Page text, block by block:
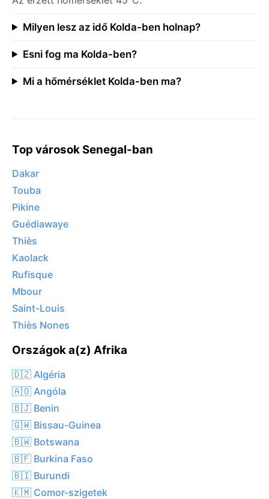
Milyen lesz az idő Kolda-ben holnap?
Esni fog ma Kolda-ben?
Mi a hőmérséklet Kolda-ben ma?
Top városok Senegal-ban
Dakar
Touba
Pikine
Guédiawaye
Thiès
Kaolack
Rufisque
Mbour
Saint-Louis
Thiès Nones
Országok a(z) Afrika
🇩🇿 Algéria
🇦🇴 Angóla
🇧🇯 Benin
🇬🇼 Bissau-Guinea
🇧🇼 Botswana
🇧🇫 Burkina Faso
🇧🇮 Burundi
🇰🇲 Comor-szigetek